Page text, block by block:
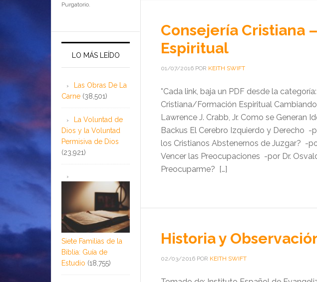
Consejería Cristiana
Espiritual
01/07/2016 POR KEITH SWIFT
*Cada link, baja un PDF desde la
Cristiana/Formación Espiritual
Lawrence J. Crabb, Jr. Como se Generan
Backus El Cerebro Izquierdo y Derecho -
los Cristianos Abstenernos de Juzgar? -
Vencer las Preocupaciones -por Dr.
Preocuparme? […]
Historia y
02/03/2016 POR KEITH SWIFT
Purgatorio.
LO MÁS LEÍDO
Las Obras De La
Carne (38,501)
La Voluntad de
Dios y la Voluntad
Permisiva de Dios
(23,921)
Siete Familias de la
Biblia: Guía de
Estudio (18,755)